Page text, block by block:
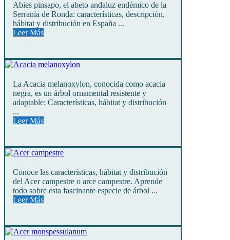
Abies pinsapo, el abeto andaluz endémico de la
Serranía de Ronda: características, descripción,
hábitat y distribución en España ...
Leer Más
La Acacia melanoxylon, conocida como acacia
negra, es un árbol ornamental resistente y
adaptable: Características, hábitat y distribución
...
Leer Más
Conoce las características, hábitat y distribución
del Acer campestre o arce campestre. Aprende
todo sobre esta fascinante especie de árbol ...
Leer Más